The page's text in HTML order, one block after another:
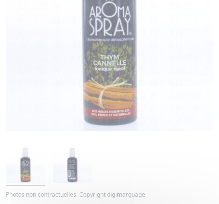
Photos non contractuelles. Copyright digimarquage